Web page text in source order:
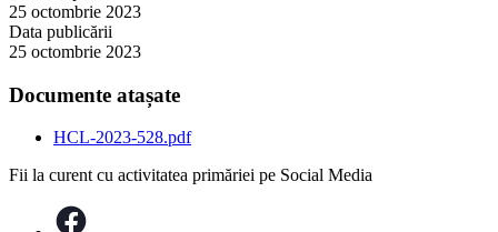
25 octombrie 2023
Data publicării
25 octombrie 2023
Documente atașate
HCL-2023-528.pdf
Fii la curent cu activitatea primăriei pe Social Media